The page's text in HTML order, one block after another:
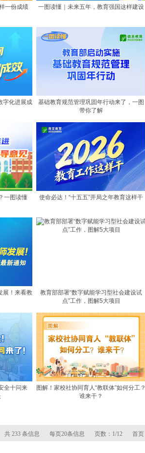
一份成绩
一图读懂｜未来五年，教育强国这样建设
字化进展成
基础教育规范管理巩固年行动来了，一图
带你了解
一图读懂 使命必达！“十五五”开局之年教育这样干
展！来看教
教育部部署“数字赋能学习型社会建设试
点”工作，图解5大项目
全十问来
图解！家校社协同育人“教联体”如何分工？
谁来干？
共 233 条信息 每页20条信息 页数：1/12 首页